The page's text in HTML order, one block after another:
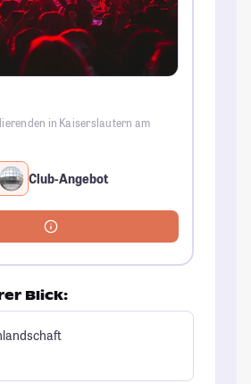
in Kaiserslautern am
Club-Angebot
Blick: